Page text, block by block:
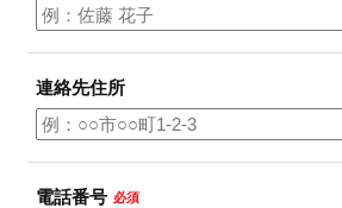
連絡先住所
電話番号 必須